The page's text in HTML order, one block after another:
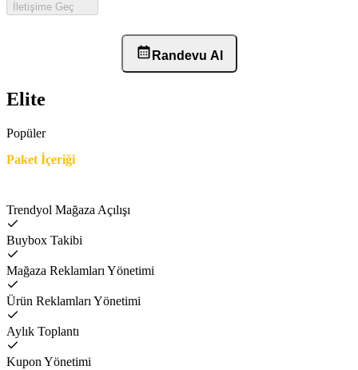
İletişime Geç
Randevu Al
Elite
Popüler
Paket İçeriği
Trendyol Mağaza Açılışı
Buybox Takibi
Mağaza Reklamları Yönetimi
Ürün Reklamları Yönetimi
Aylık Toplantı
Kupon Yönetimi